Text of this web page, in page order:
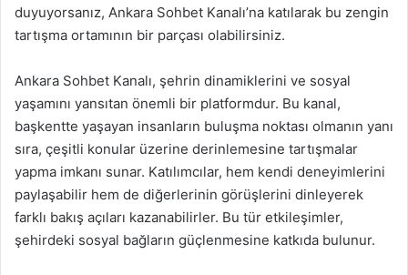
duyuyorsanız, Ankara Sohbet Kanalı’na katılarak bu zengin
tartışma ortamının bir parçası olabilirsiniz.
Ankara Sohbet Kanalı, şehrin dinamiklerini ve sosyal
yaşamını yansıtan önemli bir platformdur. Bu kanal,
başkentte yaşayan insanların buluşma noktası olmanın yanı
sıra, çeşitli konular üzerine derinlemesine tartışmalar
yapma imkanı sunar. Katılımcılar, hem kendi deneyimlerini
paylaşabilir hem de diğerlerinin görüşlerini dinleyerek
farklı bakış açıları kazanabilirler. Bu tür etkileşimler,
şehirdeki sosyal bağların güçlenmesine katkıda bulunur.